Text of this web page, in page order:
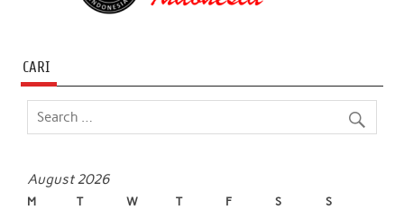
CARI
August 2026
M T W T F S S